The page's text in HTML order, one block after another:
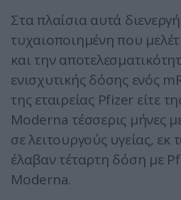
Στα πλαίσια αυτά
τυχαιοποιημένη που
και την
ενισχυτικής δόσης ενός
της εταιρείας Pfizer είτε
Moderna τέσσερις μήνες
σε λειτουργούς υγείας, εκ
έλαβαν τέταρτη δόση με
Moderna.